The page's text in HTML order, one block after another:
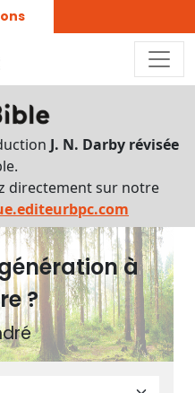
J. N. Darby révisée
directement sur notre
à
?